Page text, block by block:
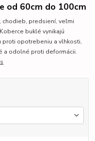
od 60cm do 100cm
chodieb, predsiení, veľmi
buklé vynikajú
opotrebeniu a vlhkosti,
a odolné proti deformácii.